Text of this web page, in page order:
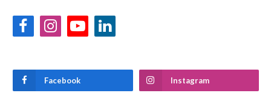
FacebookInstagramYouTubeLinkedIn
Facebook Instagram